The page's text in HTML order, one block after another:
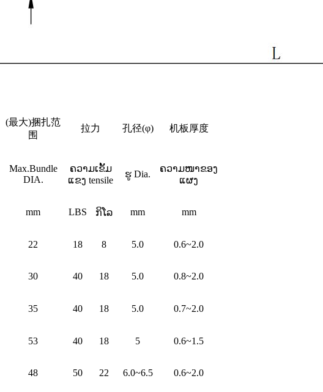
(最大)捆扎范
围
拉力 孔径(φ) 机板厚度
Max.Bundle
DIA.
ຄວາມເຂັ້ມ
ແຂງ tensile
ຮູ Dia.
ຄວາມໜາຂອງ
ແຜງ
mm LBS ກິໂລ mm mm
22 18 8 5.0 0.6~2.0
30 40 18 5.0 0.8~2.0
35 40 18 5.0 0.7~2.0
53 40 18 5 0.6~1.5
48 50 22 6.0~6.5 0.6~2.0